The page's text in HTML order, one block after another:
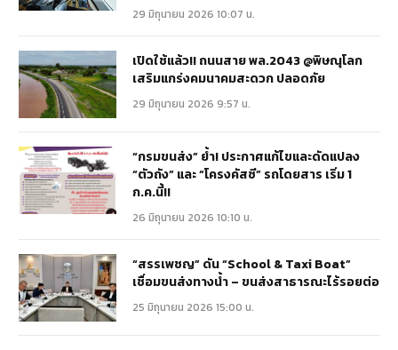
29 มิถุนายน 2026 10:07 น.
เปิดใช้แล้ว!! ถนนสาย พล.2043 @พิษณุโลก
เสริมแกร่งคมนาคมสะดวก ปลอดภัย
29 มิถุนายน 2026 9:57 น.
“กรมขนส่ง” ย้ำ! ประกาศแก้ไขและดัดแปลง
“ตัวถัง” และ “โครงคัสซี” รถโดยสาร เริ่ม 1
ก.ค.นี้!!
26 มิถุนายน 2026 10:10 น.
“สรรเพชญ” ดัน “School & Taxi Boat”
เชื่อมขนส่งทางน้ำ – ขนส่งสาธารณะไร้รอยต่อ
25 มิถุนายน 2026 15:00 น.